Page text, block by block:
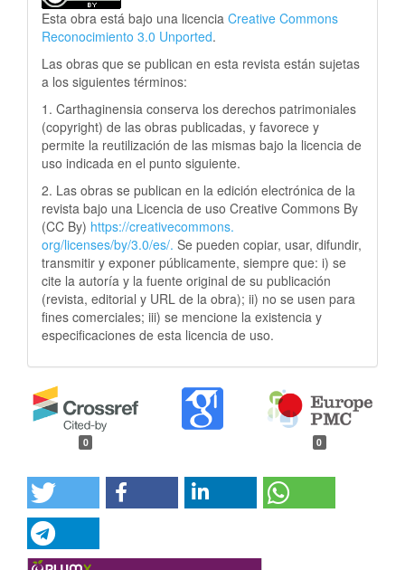
Esta obra está bajo una licencia Creative Commons
Reconocimiento 3.0 Unported.
Las obras que se publican en esta revista están sujetas
a los siguientes términos:
1. Carthaginensia conserva los derechos patrimoniales
(copyright) de las obras publicadas, y favorece y
permite la reutilización de las mismas bajo la licencia de
uso indicada en el punto siguiente.
2. Las obras se publican en la edición electrónica de la
revista bajo una Licencia de uso Creative Commons By
(CC By) https://creativecommons.
org/licenses/by/3.0/es/. Se pueden copiar, usar, difundir,
transmitir y exponer públicamente, siempre que: i) se
cite la autoría y la fuente original de su publicación
(revista, editorial y URL de la obra); ii) no se usen para
fines comerciales; iii) se mencione la existencia y
especificaciones de esta licencia de uso.
0 0